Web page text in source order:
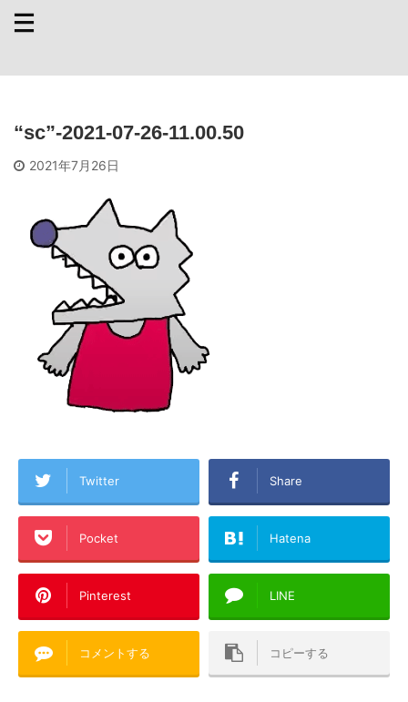
“sc”-2021-07-26-11.00.50
2021年7月26日
Twitter Share
Pocket Hatena
Pinterest LINE
コメントする コピーする